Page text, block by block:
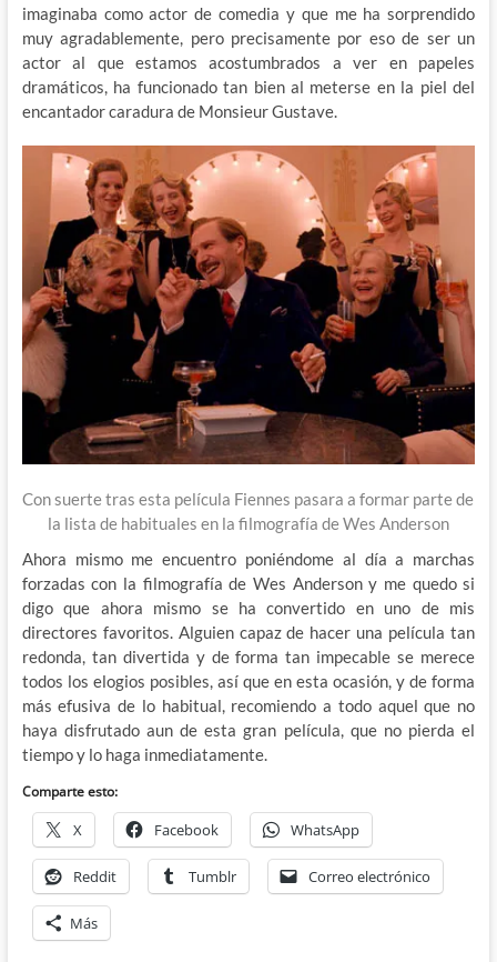
imaginaba como actor de comedia y que me ha sorprendido
muy agradablemente, pero precisamente por eso de ser un
actor al que estamos acostumbrados a ver en papeles
dramáticos, ha funcionado tan bien al meterse en la piel del
encantador caradura de Monsieur Gustave.
Con suerte tras esta película Fiennes pasara a formar parte de
la lista de habituales en la filmografía de Wes Anderson
Ahora mismo me encuentro poniéndome al día a marchas
forzadas con la filmografía de Wes Anderson y me quedo si
digo que ahora mismo se ha convertido en uno de mis
directores favoritos. Alguien capaz de hacer una película tan
redonda, tan divertida y de forma tan impecable se merece
todos los elogios posibles, así que en esta ocasión, y de forma
más efusiva de lo habitual, recomiendo a todo aquel que no
haya disfrutado aun de esta gran película, que no pierda el
tiempo y lo haga inmediatamente.
Comparte esto:
X Facebook WhatsApp
Reddit Tumblr Correo electrónico
Más